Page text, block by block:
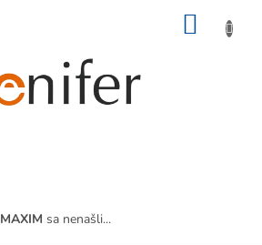
MAXIM sa nenašli...